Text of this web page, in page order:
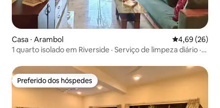
Casa ⋅ Arambol 4,69 de uma
4,69 (26)
1 quarto isolado em Riverside · Serviço de limpeza diário ·
Preferido dos hóspedes
Preferido dos hóspedes